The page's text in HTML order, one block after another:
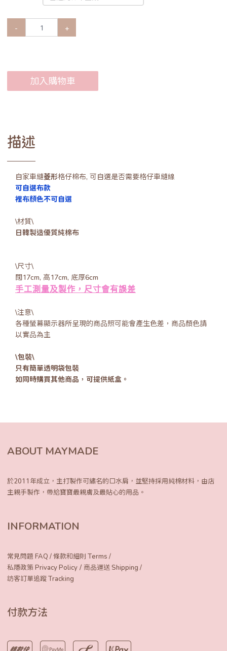
- +
加入購物車
描述
自家車縫菱形格仔棉布, 可自選是否需要格仔車縫線
可自選布款
裡布顏色不可自選
\材質\
日韓製造優質純棉布
\尺寸\
闊17cm, 高17cm, 底厚6cm
手工測量及製作，尺寸會有誤差
\注意\
各種螢幕顯示器所呈現的商品照可能會產生色差，商品顏色請
以實品為主
\包裝\
只有簡單透明袋包裝
如同時購買其他商品，可提供紙盒。
ABOUT MAYMADE
於2011年成立，主打製作可繡名的口水肩， 並堅持採用純棉材料，由店
主親手製作， 帶給寶寶最親膚及最貼心的用品。
INFORMATION
常見問題 FAQ /條款和細則 Terms /
私隱政策 Privacy Policy / 商品運送 Shipping /
訪客訂單追蹤 Tracking
付款方法